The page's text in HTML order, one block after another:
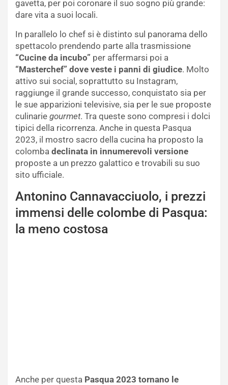
gavetta, per poi coronare il suo sogno più grande:
dare vita a suoi locali.
In parallelo lo chef si è distinto sul panorama dello
spettacolo prendendo parte alla trasmissione
“Cucine da incubo” per affermarsi poi a
“Masterchef” dove veste i panni di giudice. Molto
attivo sui social, soprattutto su Instagram,
raggiunge il grande successo, conquistato sia per
le sue apparizioni televisive, sia per le sue proposte
culinarie gourmet. Tra queste sono compresi i dolci
tipici della ricorrenza. Anche in questa Pasqua
2023, il mostro sacro della cucina ha proposto la
colomba declinata in innumerevoli versione
proposte a un prezzo galattico e trovabili su suo
sito ufficiale.
Antonino Cannavacciuolo, i prezzi
immensi delle colombe di Pasqua:
la meno costosa
Anche per questa Pasqua 2023 tornano le